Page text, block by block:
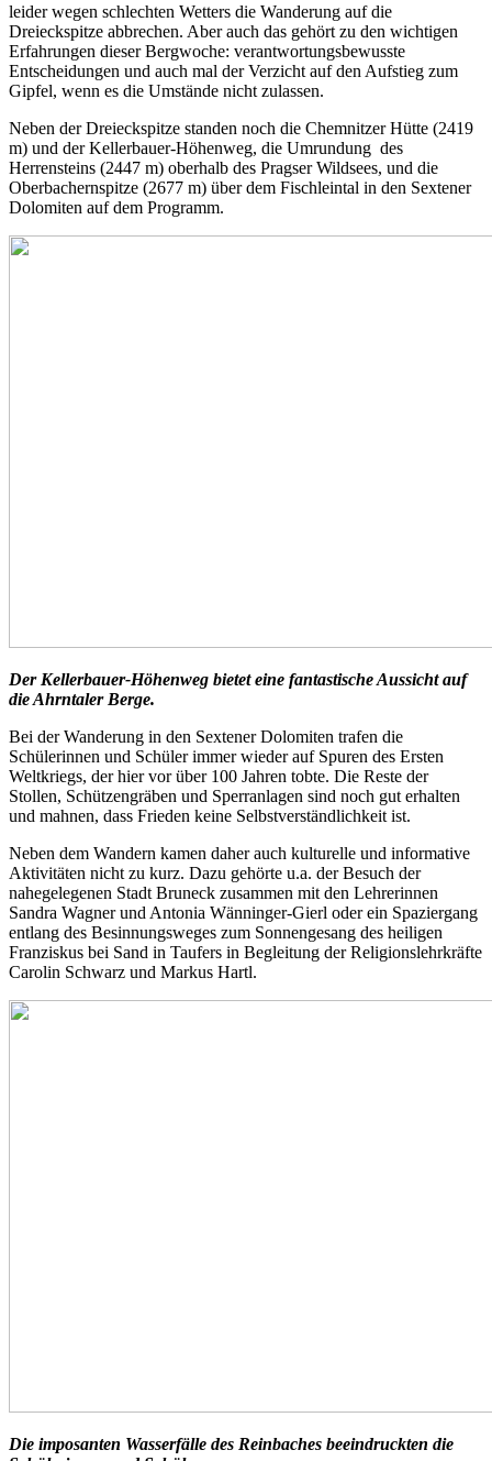
leider wegen schlechten Wetters die Wanderung auf die
Dreieckspitze abbrechen. Aber auch das gehört zu den wichtigen
Erfahrungen dieser Bergwoche: verantwortungsbewusste
Entscheidungen und auch mal der Verzicht auf den Aufstieg zum
Gipfel, wenn es die Umstände nicht zulassen.
Neben der Dreieckspitze standen noch die Chemnitzer Hütte (2419
m) und der Kellerbauer-Höhenweg, die Umrundung des
Herrensteins (2447 m) oberhalb des Pragser Wildsees, und die
Oberbachernspitze (2677 m) über dem Fischleintal in den Sextener
Dolomiten auf dem Programm.
Der Kellerbauer-Höhenweg bietet eine fantastische Aussicht auf
die Ahrntaler Berge.
Bei der Wanderung in den Sextener Dolomiten trafen die
Schülerinnen und Schüler immer wieder auf Spuren des Ersten
Weltkriegs, der hier vor über 100 Jahren tobte. Die Reste der
Stollen, Schützengräben und Sperranlagen sind noch gut erhalten
und mahnen, dass Frieden keine Selbstverständlichkeit ist.
Neben dem Wandern kamen daher auch kulturelle und informative
Aktivitäten nicht zu kurz. Dazu gehörte u.a. der Besuch der
nahegelegenen Stadt Bruneck zusammen mit den Lehrerinnen
Sandra Wagner und Antonia Wänninger-Gierl oder ein Spaziergang
entlang des Besinnungsweges zum Sonnengesang des heiligen
Franziskus bei Sand in Taufers in Begleitung der Religionslehrkräfte
Carolin Schwarz und Markus Hartl.
Die imposanten Wasserfälle des Reinbaches beeindruckten die